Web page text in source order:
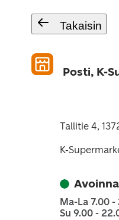
Takaisin
Posti, K-
Tallitie 4,
K-
Ma-La 7.00 -
Su 9.00 -